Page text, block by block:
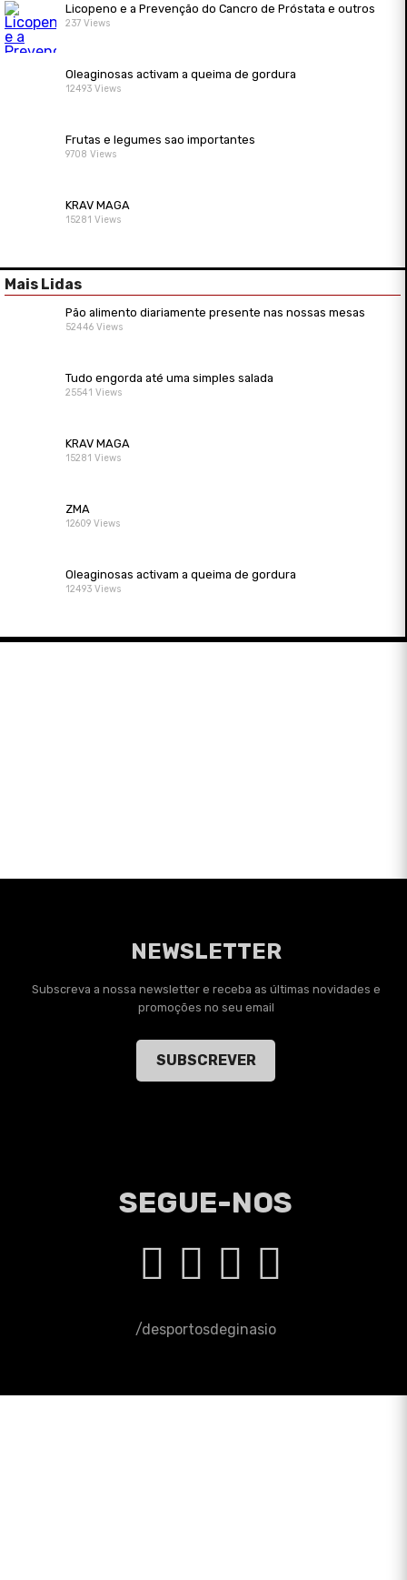
Licopeno e a Prevenção do Cancro de Próstata e outros
237 Views
Oleaginosas activam a queima de gordura
12493 Views
Frutas e legumes sao importantes
9708 Views
KRAV MAGA
15281 Views
Mais Lidas
Pão alimento diariamente presente nas nossas mesas
52446 Views
Tudo engorda até uma simples salada
25541 Views
KRAV MAGA
15281 Views
ZMA
12609 Views
Oleaginosas activam a queima de gordura
12493 Views
NEWSLETTER
Subscreva a nossa newsletter e receba as últimas novidades e
promoções no seu email
SUBSCREVER
SEGUE-NOS
/desportosdeginasio